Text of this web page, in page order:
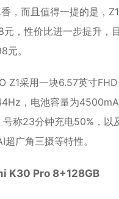
，而且值得一提的是，
元，性价比进一步提升，
元。
Z1采用一块6.57英寸
，电池容量为
称23分钟充电50%，以
广角三摄等特性。
K30 Pro 8+128GB